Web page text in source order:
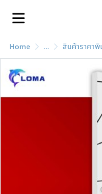
Home ... สินค้าราคาพิ